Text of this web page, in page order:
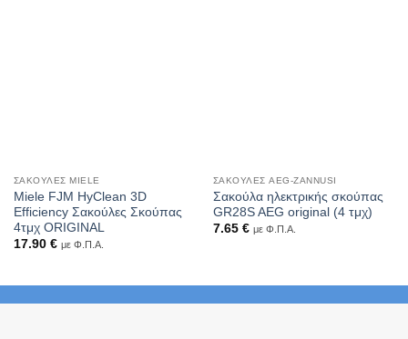
ΣΑΚΟΎΛΕΣ MIELE
Miele FJM HyClean 3D
Efficiency Σακούλες Σκούπας
4τμχ ORIGINAL
17.90 € με Φ.Π.Α.
ΣΑΚΟΎΛΕΣ AEG-ZANNUSI
Σακούλα ηλεκτρικής σκούπας
GR28S AEG original (4 τμχ)
7.65 € με Φ.Π.Α.